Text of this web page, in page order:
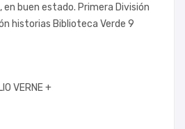
en buen estado. Primera División
historias Biblioteca Verde 9
VERNE +